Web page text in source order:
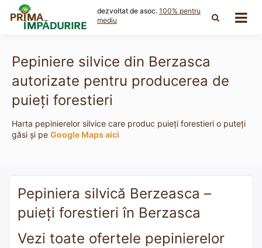
content
dezvoltat de asoc. 100% pentru
mediu
Pepiniere silvice din Berzasca
autorizate pentru producerea de
puieți forestieri
Harta pepinierelor silvice care produc puieți forestieri o puteți
găsi și pe Google Maps aici
Pepiniera silvică Berzeasca –
puieți forestieri în Berzasca
Vezi toate ofertele pepinierelor